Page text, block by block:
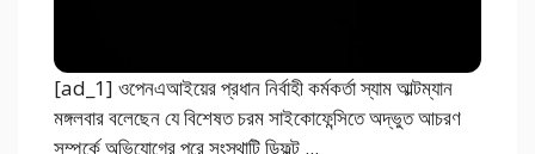
[ad_1] ওপেনএআইয়ের প্রধান নির্বাহী কর্মকর্তা স্যাম আল্টম্যান
মঙ্গলবার বলেছেন যে বিশেষত চরম সাইকোফেন্সিতে অদ্ভুত আচরণ
সম্পর্কে অভিযোগের পরে সংস্থাটি ডিফল্ট ...